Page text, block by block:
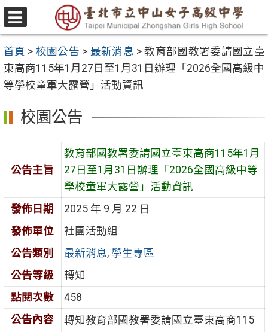
跳
至
要
內
容
區
選
單
首頁 > 校園公告 > 最新消息 >教育部國教署委請國立臺
東高商115年1月27日至1月31日辦理「2026全國高級中
等學校童軍大露營」活動資訊
校園公告
公告主旨
教育部國教署委請國立臺東高商115年1月
27日至1月31日辦理「2026全國高級中等
學校童軍大露營」活動資訊
發佈日期
2025 年 9 月 22 日
發佈單位
社團活動組
公告類別
最新消息, 學生專區
公告等級
轉知
點閱次數
458
公告內容
轉知教育部國教署委請國立臺東高商115